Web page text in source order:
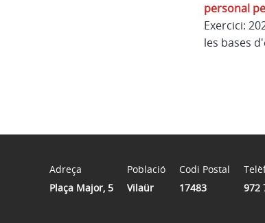
personal
Exercici:
les bases
Adreça
Plaça Major, 5
Població
Vilaür
Codi Postal
17483
972